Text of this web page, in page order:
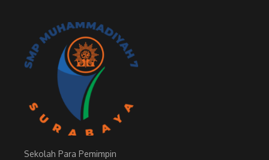
Sekolah Para Pemimpin